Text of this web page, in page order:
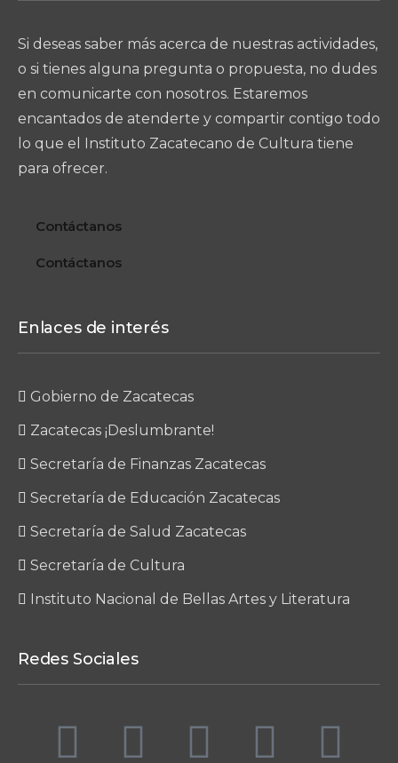
Si deseas saber más acerca de nuestras actividades,
o si tienes alguna pregunta o propuesta, no dudes
en comunicarte con nosotros. Estaremos
encantados de atenderte y compartir contigo todo
lo que el Instituto Zacatecano de Cultura tiene
para ofrecer.
Contáctanos
Contáctanos
Enlaces de interés
Gobierno de Zacatecas
Zacatecas ¡Deslumbrante!
Secretaría de Finanzas Zacatecas
Secretaría de Educación Zacatecas
Secretaría de Salud Zacatecas
Secretaría de Cultura
Instituto Nacional de Bellas Artes y Literatura
Redes Sociales